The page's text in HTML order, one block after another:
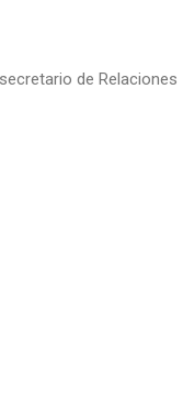
de Relaciones